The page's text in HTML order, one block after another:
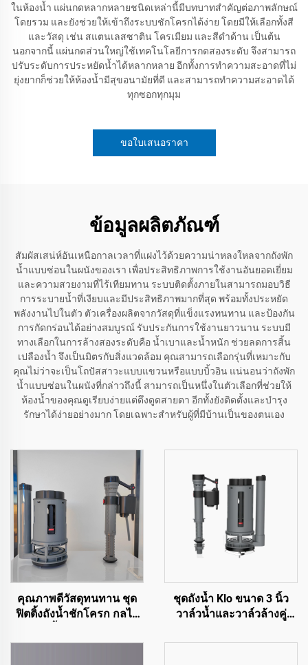
ในห้องน้ำ แผ่นกดหลากหลายชนิดเหล่านี้มีบทบาทสำคัญต่อภาพลักษณ์
โดยรวม และยังช่วยให้เข้าถึงระบบชักโครกได้ง่าย โดยมีให้เลือกทั้งสี
และวัสดุ เช่น สแตนเลสซาติน โครเมียม และสีดำด้าน เป็นต้น
นอกจากนี้ แผ่นกดส่วนใหญ่ใช้เทคโนโลยีการกดสองระดับ จึงสามารถ
ปรับระดับการประหยัดน้ำได้หลากหลาย อีกทั้งการทำความสะอาดที่ไม่
ยุ่งยากก็ช่วยให้ห้องน้ำมีสุขอนามัยที่ดี และสามารถทำความสะอาดได้
ทุกซอกทุกมุม
ขอใบเสนอราคา
ข้อมูลผลิตภัณฑ์
สัมผัสเสน่ห์อันเหนือกาลเวลาที่แฝงไว้ด้วยความน่าหลงใหลจากถังพัก
น้ำแบบซ่อนในผนังของเรา เพื่อประสิทธิภาพการใช้งานอันยอดเยี่ยม
และความสวยงามที่ไร้เทียมทาน ระบบติดตั้งภายในสามารถมอบวิธี
การระบายน้ำที่เงียบและมีประสิทธิภาพมากที่สุด พร้อมทั้งประหยัด
พลังงานไปในตัว ตัวเครื่องผลิตจากวัสดุที่แข็งแรงทนทาน และป้องกัน
การกัดกร่อนได้อย่างสมบูรณ์ รับประกันการใช้งานยาวนาน ระบบมี
ทางเลือกในการล้างสองระดับคือ น้ำเบาและน้ำหนัก ช่วยลดการสิ้น
เปลืองน้ำ จึงเป็นมิตรกับสิ่งแวดล้อม คุณสามารถเลือกรุ่นที่เหมาะกับ
คุณไม่ว่าจะเป็นโถปัสสาวะแบบแขวนหรือแบบบิ้วอิน แน่นอนว่าถังพัก
น้ำแบบซ่อนในผนังที่กล่าวถึงนี้ สามารถเป็นหนึ่งในตัวเลือกที่ช่วยให้
ห้องน้ำของคุณดูเรียบง่ายแต่ดึงดูดสายตา อีกทั้งยังติดตั้งและบำรุง
รักษาได้ง่ายอย่างมาก โดยเฉพาะสำหรับผู้ที่มีบ้านเป็นของตนเอง
คุณภาพดีวัสดุทนทาน ชุด
ฟิตติ้งถังน้ำชักโครก กลไก
WC
ชุดถังน้ำ Klo ขนาด 3 นิ้ว
วาล์วน้ำและวาล์วล้างคู่
ด้วยราคาคุณภาพสูงแต่